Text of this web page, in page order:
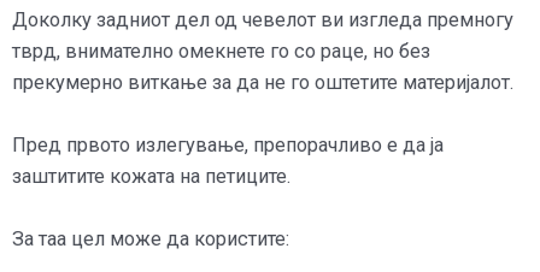
Доколку задниот дел од чевелот ви изгледа премногу
тврд, внимателно омекнете го со раце, но без
прекумерно виткање за да не го оштетите материјалот.
Пред првото излегување, препорачливо е да ја
заштитите кожата на петиците.
За таа цел може да користите: